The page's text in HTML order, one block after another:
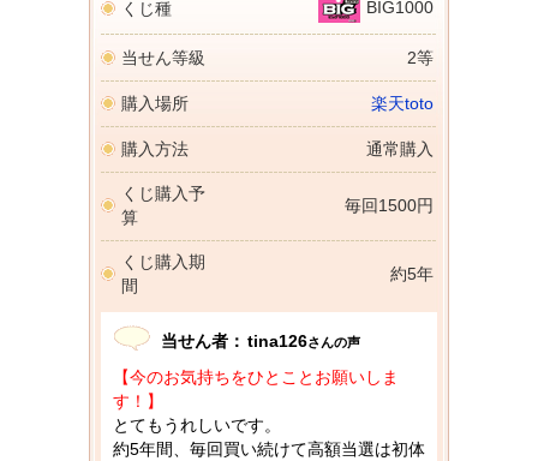
くじ種 BIG1000
当せん等級 2等
購入場所 楽天toto
購入方法 通常購入
くじ購入予
算
毎回1500円
くじ購入期
間
約5年
当せん者： tina126さんの声
【今のお気持ちをひとことお願いしま
す！】
とてもうれしいです。
約5年間、毎回買い続けて高額当選は初体